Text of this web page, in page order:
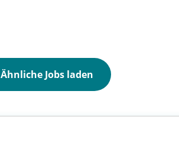
Ähnliche Jobs laden